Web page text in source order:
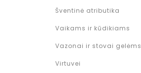
Šventinė atributika
Vaikams ir kūdikiams
Vazonai ir stovai gelėms
Virtuvei